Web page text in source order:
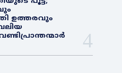
ഉത്തരവും